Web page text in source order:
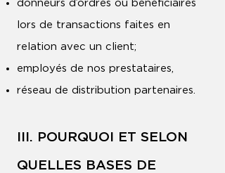
donneurs d’ordres ou bénéficiaires
lors de transactions faites en
relation avec un client;
employés de nos prestataires,
réseau de distribution partenaires.
III. POURQUOI ET SELON
QUELLES BASES DE